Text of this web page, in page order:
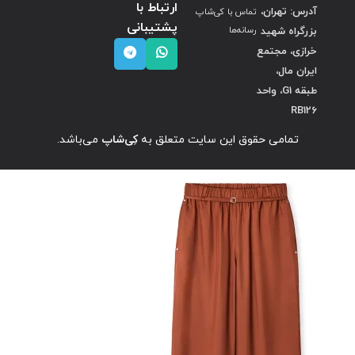
آدرس: تهران،
بزرگراه شهید
خرازی، مجتمع
ایران مال،
طبقه G1، واحد
RB126
تماس با کی‌شاپ
رسانه‌ها
ارتباط با
پشتیبانی
تمامی حقوق این سایت متعلق بهکِی‌شاپ می‌باشد.